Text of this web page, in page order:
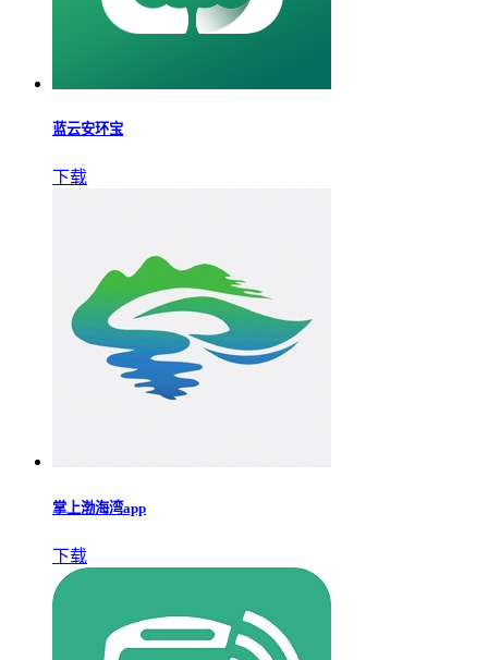
蓝云安环宝
下载
掌上渤海湾app
下载